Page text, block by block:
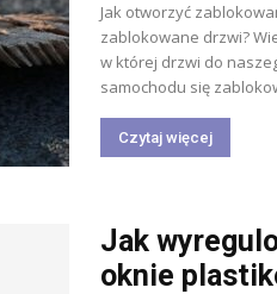
Jak otworzyć
zablokowane drzwi?
w której drzwi do
samochodu się
Czytaj więcej
Jak
oknie